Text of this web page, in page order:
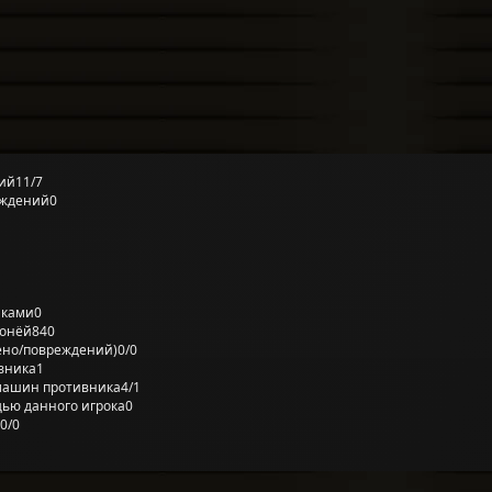
11/7
0
0
840
повреждений)0/0
1
противника4/1
данного игрока0
0/0